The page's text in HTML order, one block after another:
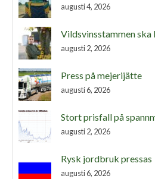
augusti 4, 2026
Vildsvinsstammen
augusti 2, 2026
Press på mejerijätte
augusti 6, 2026
Stort prisfall på
augusti 2, 2026
Rysk jordbruk pressas
augusti 6, 2026